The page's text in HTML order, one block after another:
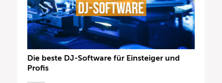
Die beste DJ-Software für Einsteiger und
Profis